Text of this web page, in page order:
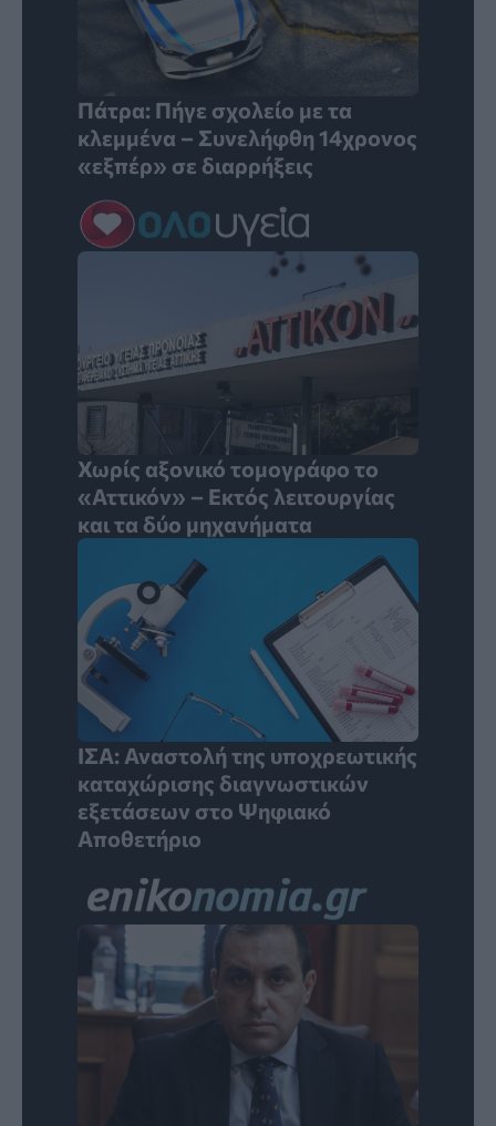
Πάτρα: Πήγε σχολείο με τα
κλεμμένα – Συνελήφθη 14χρονος
«εξπέρ» σε διαρρήξεις
Χωρίς αξονικό τομογράφο το
«Αττικόν» – Εκτός λειτουργίας
και τα δύο μηχανήματα
ΙΣΑ: Αναστολή της υποχρεωτικής
καταχώρισης διαγνωστικών
εξετάσεων στο Ψηφιακό
Αποθετήριο